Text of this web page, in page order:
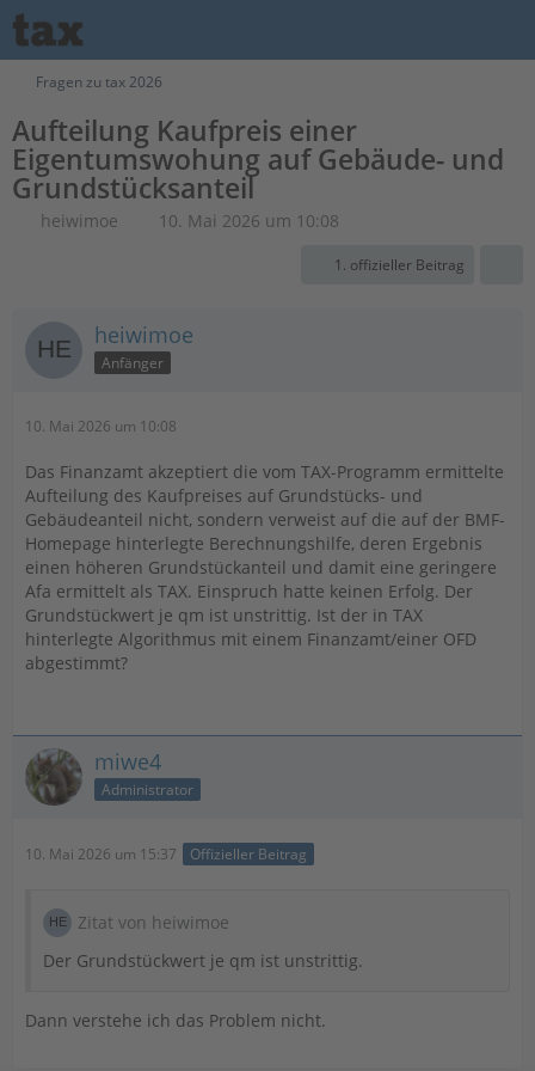
Fragen zu tax 2026
Aufteilung Kaufpreis einer
Eigentumswohung auf Gebäude- und
Grundstücksanteil
heiwimoe 10. Mai 2026 um 10:08
1. offizieller Beitrag
heiwimoe
Anfänger
10. Mai 2026 um 10:08
Das Finanzamt akzeptiert die vom TAX-Programm ermittelte
Aufteilung des Kaufpreises auf Grundstücks- und
Gebäudeanteil nicht, sondern verweist auf die auf der BMF-
Homepage hinterlegte Berechnungshilfe, deren Ergebnis
einen höheren Grundstückanteil und damit eine geringere
Afa ermittelt als TAX. Einspruch hatte keinen Erfolg. Der
Grundstückwert je qm ist unstrittig. Ist der in TAX
hinterlegte Algorithmus mit einem Finanzamt/einer OFD
abgestimmt?
miwe4
Administrator
10. Mai 2026 um 15:37 Offizieller Beitrag
Zitat von heiwimoe
Der Grundstückwert je qm ist unstrittig.
Dann verstehe ich das Problem nicht.